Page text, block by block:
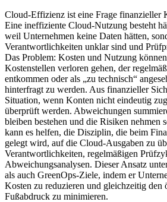
Cloud-Effizienz ist eine Frage finanzieller
Eine ineffiziente Cloud-Nutzung besteht
weil Unternehmen keine Daten hätten,
Verantwortlichkeiten unklar sind und
Das Problem: Kosten und Nutzung
Kostenstellen verloren gehen, der
entkommen oder als „zu technisch“
hinterfragt zu werden. Aus finanzieller
Situation, wenn Konten nicht eindeutig
überprüft werden. Abweichungen
bleiben bestehen und die Risiken nehmen
kann es helfen, die Disziplin, die beim
gelegt wird, auf die Cloud-Ausgaben zu
Verantwortlichkeiten, regelmäßigen
Abweichungsanalysen. Dieser Ansatz
als auch GreenOps-Ziele, indem er
Kosten zu reduzieren und gleichzeitig den
Fußabdruck zu minimieren.